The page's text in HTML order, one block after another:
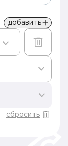
добавить
сбросить